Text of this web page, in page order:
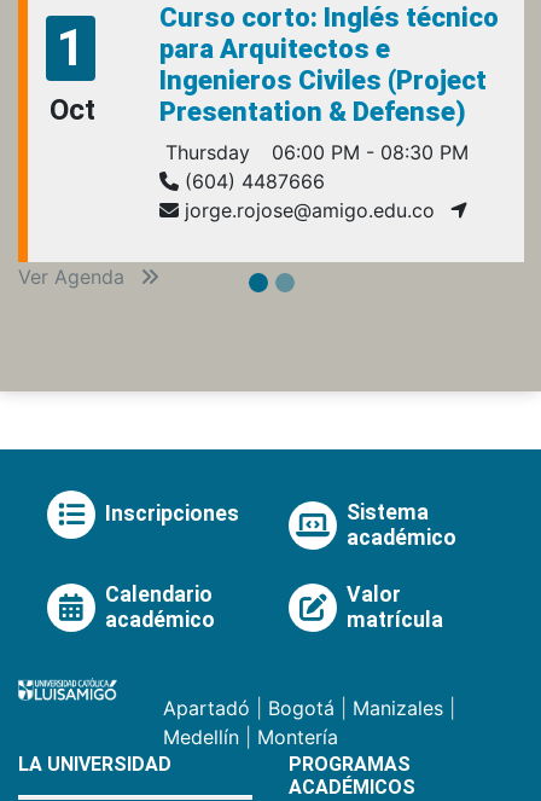
1
Oct
Curso corto: Inglés técnico
para Arquitectos e
Ingenieros Civiles (Project
Presentation & Defense)
Thursday
06:00 PM - 08:30 PM
(604) 4487666
jorge.rojose@amigo.edu.co
Ver Agenda
Inscripciones
Sistema
académico
Calendario
académico
Valor
matrícula
Apartadó Bogotá Manizales
Medellín
Montería
LA UNIVERSIDAD
PROGRAMAS
ACADÉMICOS